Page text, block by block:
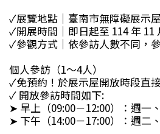
✓展覽地點｜臺南市無障礙展示
✓開展時間｜即日起至 114 年 11
✓參觀方式｜依參訪人數不同，
個人參訪（1～4人）
✓免預約！於展示屋開放時段直
✓ 開放參訪時間如下:
➤ 早上（09:00－12:00）：週一
➤ 下午（14:00－17:00）：週二